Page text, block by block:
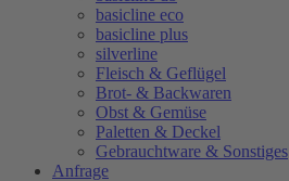
basicline eco
basicline plus
silverline
Fleisch & Geflügel
Brot- & Backwaren
Obst & Gemüse
Paletten & Deckel
Gebrauchtware & Sonstiges
Anfrage